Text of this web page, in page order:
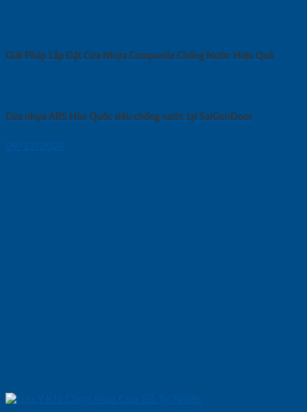
Giải Pháp Lắp Đặt Cửa Nhựa Composite Chống Nước Hiệu Quả
Cửa nhựa ABS Hàn Quốc siêu chống nước tại SaiGonDoor
09/12/2024